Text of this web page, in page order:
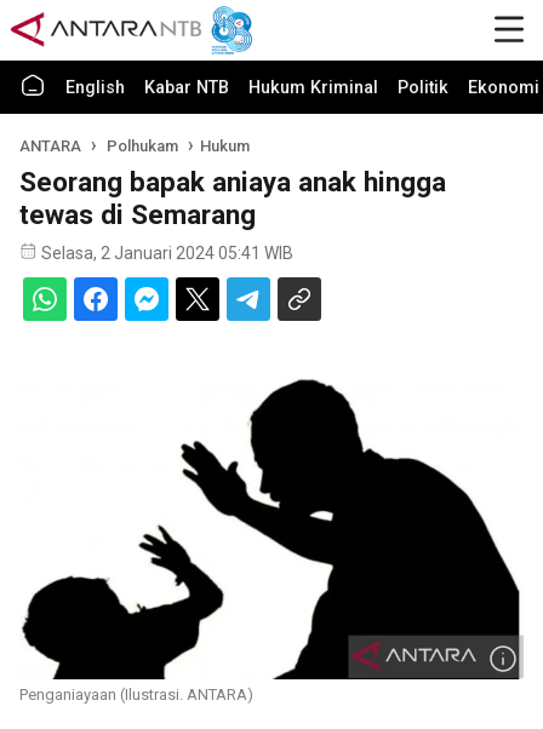
English Kabar NTB Hukum Kriminal Politik
ANTARA Polhukam Hukum
Seorang bapak aniaya anak hingga
tewas di Semarang
Selasa, 2 Januari 2024 05:41 WIB
Penganiayaan (Ilustrasi. ANTARA)